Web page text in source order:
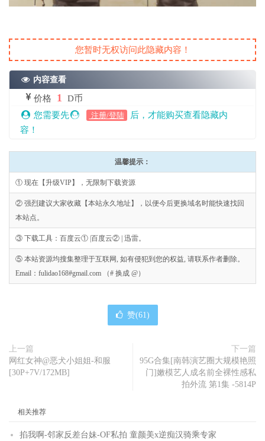
您暂时无权访问此隐藏内容！
内容查看
价格 1
D币
您需要先
注册/登陆
后，才能购买查看隐藏内
容！
温馨提示：
① 现在【升级VIP】，无限制下载资源
② 强烈建议大家收藏【本站永久地址】，以便今后更换域名时能快速找回
本站点。
③ 下载工具：百度云① |百度云② | 迅雷。
⑤ 本站资源均搜集整理于互联网, 如有侵犯到您的权益, 请联系作者删除。
Email：fulidao168#gmail.com （# 换成 @）
赞(61)
上一篇
网红女神@恶犬小姐姐-和服
[30P+7V/172MB]
下一篇
95G合集[南韩演艺圈大规模艳照
门]嫩模艺人成名前全裸性感私
拍外流 第1集 -5814P
相关推荐
掐我啊-邻家反差台妹-OF私拍 童颜美x逆痴汉骑乘专家